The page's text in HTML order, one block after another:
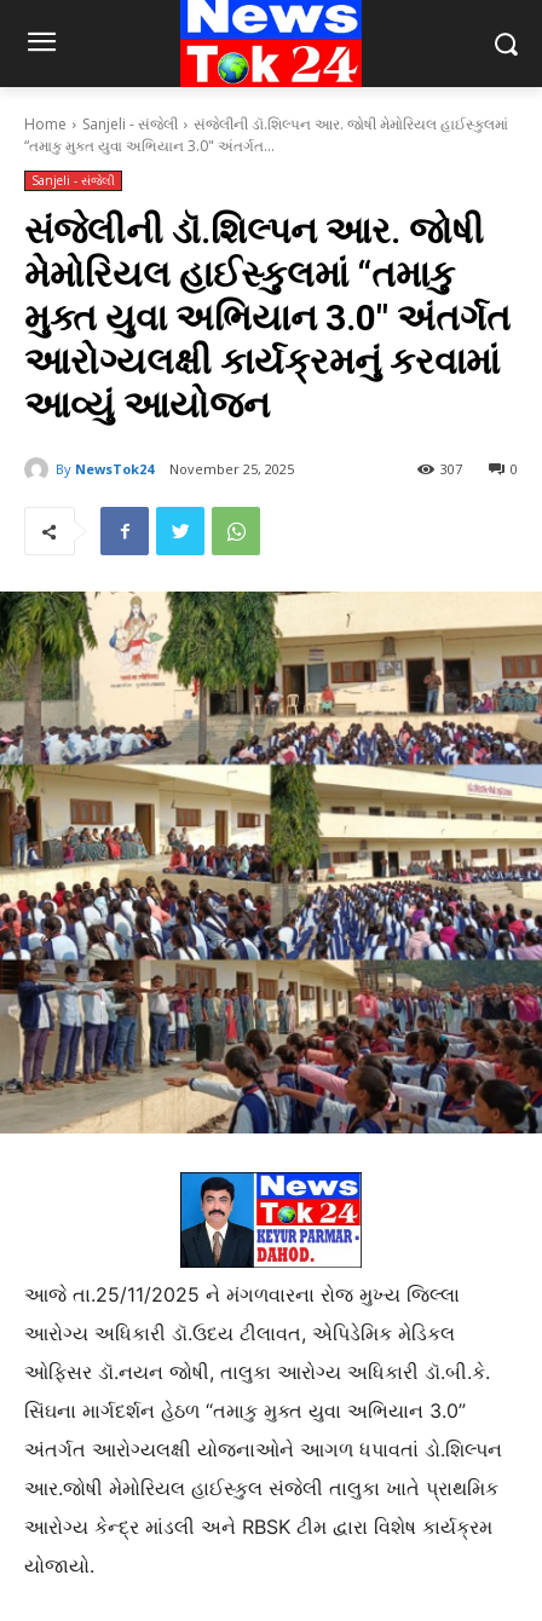
Home Sanjeli - સંજેલી
સંજેલીની ડૉ.શિલ્પન આર. જોષી મેમોરિયલ હાઈસ્કુલમાં
“તમાકુ મુક્ત યુવા અભિયાન 3.0" અંતર્ગત...
Sanjeli - સંજેલી
સંજેલીની ડૉ.શિલ્પન આર. જોષી
મેમોરિયલ હાઈસ્કુલમાં “તમાકુ
મુક્ત યુવા અભિયાન 3.0″ અંતર્ગત
આરોગ્યલક્ષી કાર્યક્રમનું કરવામાં
આવ્યું આયોજન
By NewsTok24 November 25, 2025 0
307
આજે તા.25/11/2025 ને મંગળવારના રોજ મુખ્ય જિલ્લા
આરોગ્ય અધિકારી ડૉ.ઉદય ટીલાવત, એપિડેમિક મેડિકલ
ઓફિસર ડૉ.નયન જોષી, તાલુકા આરોગ્ય અધિકારી ડૉ.બી.કે.
સિંઘના માર્ગદર્શન હેઠળ “તમાકુ મુક્ત યુવા અભિયાન 3.0”
અંતર્ગત આરોગ્યલક્ષી યોજનાઓને આગળ ધપાવતાં ડો.શિલ્પન
આર.જોષી મેમોરિયલ હાઈસ્કુલ સંજેલી તાલુકા ખાતે પ્રાથમિક
આરોગ્ય કેન્દ્ર માંડલી અને RBSK ટીમ દ્વારા વિશેષ કાર્યક્રમ
યોજાયો.